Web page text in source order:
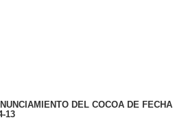
DEL COCOA DE FECHA
13